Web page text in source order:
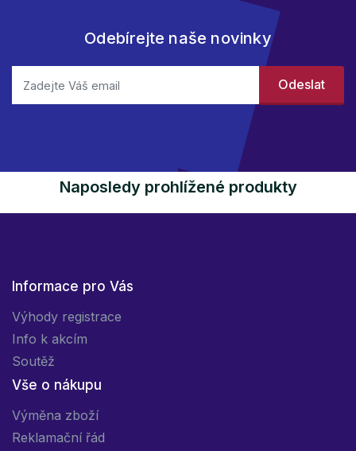
Odebírejte naše novinky
Naposledy prohlížené produkty
Informace pro Vás
Výhody registrace
Info k akcím
Soutěž
Vše o nákupu
Výměna zboží
Reklamační řád